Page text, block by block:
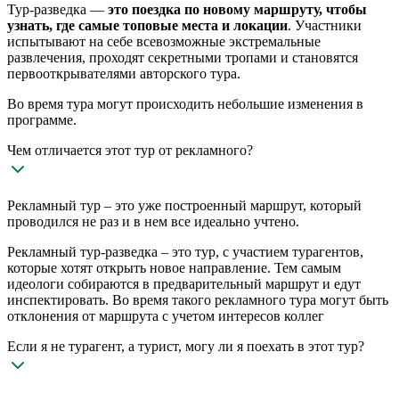
Тур-разведка — это поездка по новому маршруту, чтобы
узнать, где самые топовые места и локации. Участники
испытывают на себе всевозможные экстремальные
развлечения, проходят секретными тропами и становятся
первооткрывателями авторского тура.
Во время тура могут происходить небольшие изменения в
программе.
Чем отличается этот тур от рекламного?
Рекламный тур – это уже построенный маршрут, который
проводился не раз и в нем все идеально учтено.
Рекламный тур-разведка – это тур, с участием турагентов,
которые хотят открыть новое направление. Тем самым
идеологи собираются в предварительный маршрут и едут
инспектировать. Во время такого рекламного тура могут быть
отклонения от маршрута с учетом интересов коллег
Если я не турагент, а турист, могу ли я поехать в этот тур?